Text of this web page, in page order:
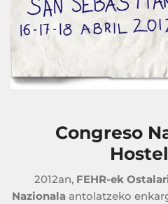
Congreso
2012an, FEHR-ek
Nazionalaantolatzeko